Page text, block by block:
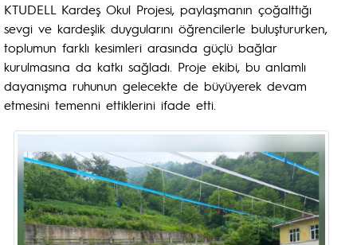
KTUDELL Kardeş Okul Projesi, paylaşmanın çoğalttığı
sevgi ve kardeşlik duygularını öğrencilerle buluştururken,
toplumun farklı kesimleri arasında güçlü bağlar
kurulmasına da katkı sağladı. Proje ekibi, bu anlamlı
dayanışma ruhunun gelecekte de büyüyerek devam
etmesini temenni ettiklerini ifade etti.